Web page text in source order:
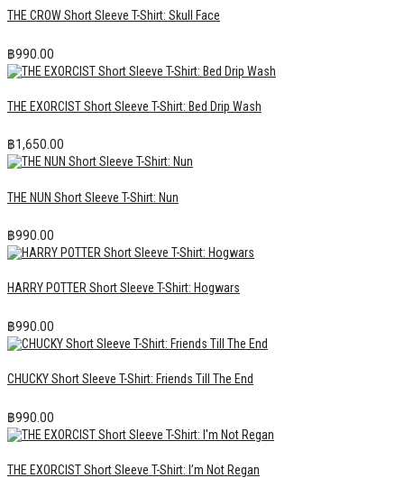
THE CROW Short Sleeve T-Shirt: Skull Face
฿990.00
THE EXORCIST Short Sleeve T-Shirt: Bed Drip Wash
฿1,650.00
THE NUN Short Sleeve T-Shirt: Nun
฿990.00
HARRY POTTER Short Sleeve T-Shirt: Hogwars
฿990.00
CHUCKY Short Sleeve T-Shirt: Friends Till The End
฿990.00
THE EXORCIST Short Sleeve T-Shirt: I’m Not Regan